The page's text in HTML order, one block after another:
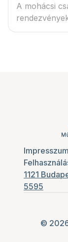
A mohácsi
Impresszum
1121
5595
©